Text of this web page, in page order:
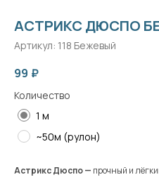
АСТРИКС ДЮСПО
Артикул: 118 Бежевый
99 ₽
Количество
1 м
~50м (рулон)
Астрикс Дюспо — прочный и